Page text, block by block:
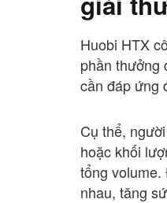
Huobi HTX
phần thưởng
cần đáp ứng
Cụ thể,
hoặc khối
tổng
nhau, tăng